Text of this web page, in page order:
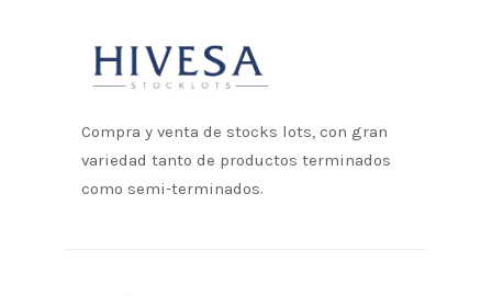
Compra y venta de stocks lots, con gran
variedad tanto de productos terminados
como semi-terminados.